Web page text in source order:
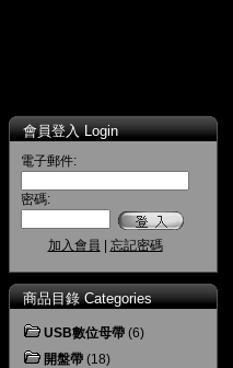
會員登入 Login
電子郵件:
密碼:
加入會員 忘記密碼
商品目錄 Categories
USB數位母帶 (6)
開盤帶 (18)